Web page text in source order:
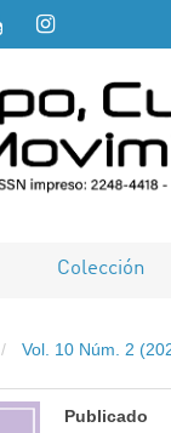
Colección
Vol. 10 Núm. 2
Publicado